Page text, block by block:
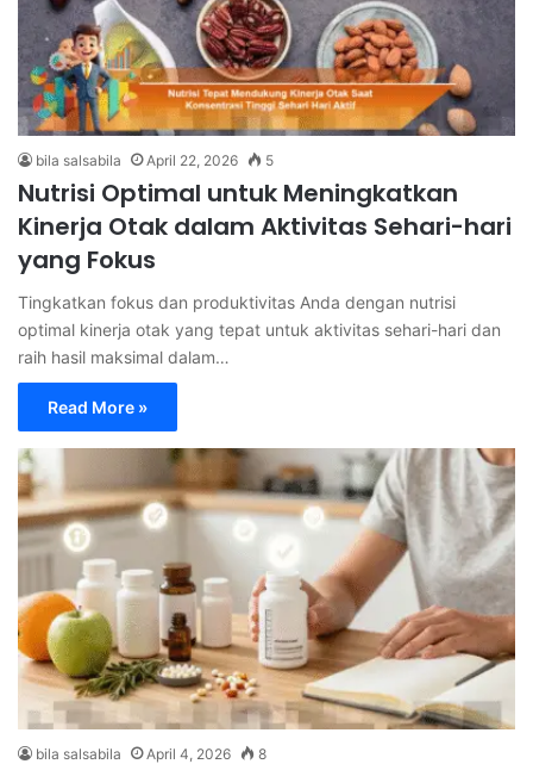
bila salsabila April 22, 2026 5
Nutrisi Optimal untuk Meningkatkan
Kinerja Otak dalam Aktivitas Sehari-hari
yang Fokus
Tingkatkan fokus dan produktivitas Anda dengan nutrisi
optimal kinerja otak yang tepat untuk aktivitas sehari-hari dan
raih hasil maksimal dalam…
Read More »
bila salsabila April 4, 2026 8